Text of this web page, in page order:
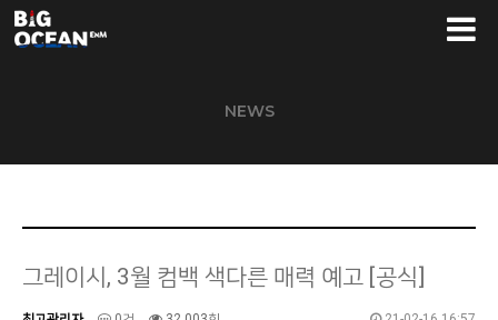
NEWS
그레이시, 3월 컴백 색다른 매력 예고 [공식]